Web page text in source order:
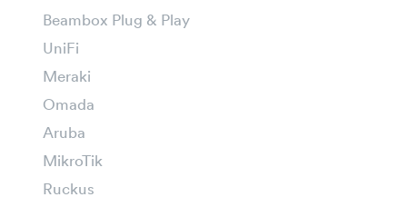
Beambox Plug & Play
UniFi
Meraki
Omada
Aruba
MikroTik
Ruckus